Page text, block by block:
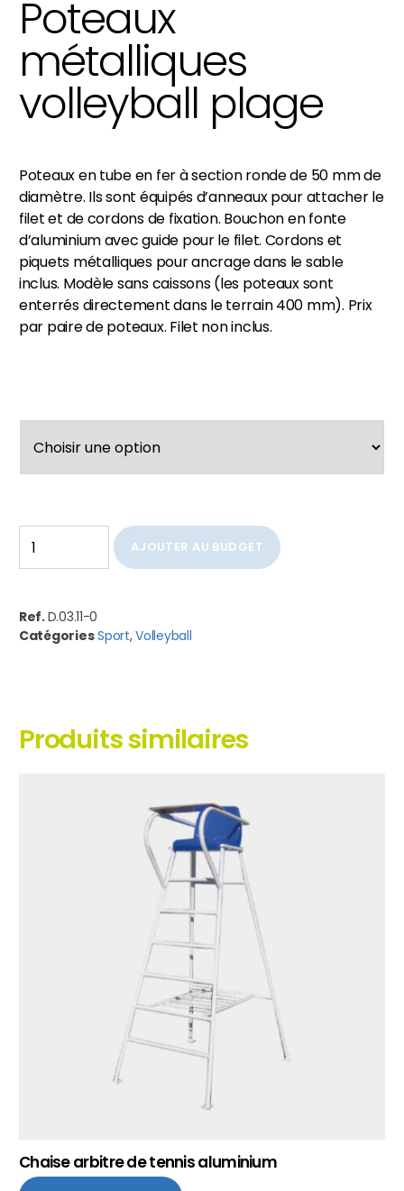
Poteaux
métalliques
volleyball plage
Poteaux en tube en fer à section ronde de 50 mm de
diamètre. Ils sont équipés d’anneaux pour attacher le
filet et de cordons de fixation. Bouchon en fonte
d’aluminium avec guide pour le filet. Cordons et
piquets métalliques pour ancrage dans le sable
inclus. Modèle sans caissons (les poteaux sont
enterrés directement dans le terrain 400 mm). Prix
par paire de poteaux. Filet non inclus.
AJOUTER AU BUDGET
Ref.D.03.11-0
CatégoriesSport,Volleyball
Produits similaires
Chaise arbitre de tennis aluminium